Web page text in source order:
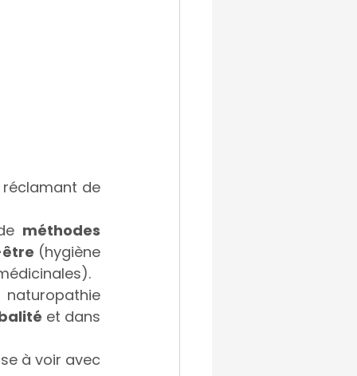
réclamant de
méthodes
(hygiène
et dans
à voir avec